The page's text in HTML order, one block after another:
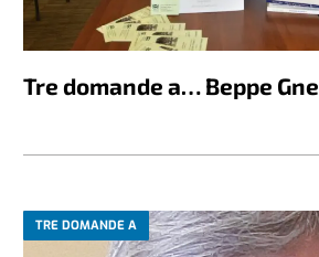
Tre domande a… Beppe
TRE DOMANDE A